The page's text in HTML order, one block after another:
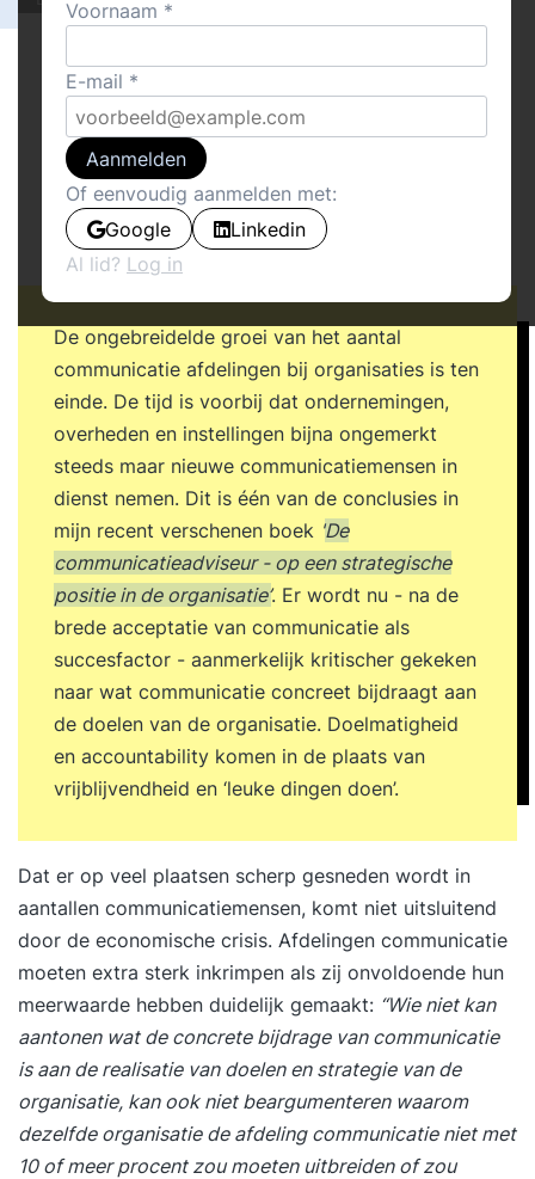
De ongebreidelde groei van het aantal
communicatie afdelingen bij organisaties is ten
einde. De tijd is voorbij dat ondernemingen,
overheden en instellingen bijna ongemerkt
steeds maar nieuwe communicatiemensen in
dienst nemen. Dit is één van de conclusies in
mijn recent verschenen boek 'De
communicatieadviseur - op een strategische
positie in de organisatie’. Er wordt nu - na de
brede acceptatie van communicatie als
succesfactor - aanmerkelijk kritischer gekeken
naar wat communicatie concreet bijdraagt aan
de doelen van de organisatie. Doelmatigheid
en accountability komen in de plaats van
vrijblijvendheid en ‘leuke dingen doen’.
Dat er op veel plaatsen scherp gesneden wordt in
aantallen communicatiemensen, komt niet uitsluitend
door de economische crisis. Afdelingen communicatie
moeten extra sterk inkrimpen als zij onvoldoende hun
meerwaarde hebben duidelijk gemaakt: “Wie niet kan
aantonen wat de concrete bijdrage van communicatie
is aan de realisatie van doelen en strategie van de
organisatie, kan ook niet beargumenteren waarom
dezelfde organisatie de afdeling communicatie niet met
10 of meer procent zou moeten uitbreiden of zou
Voornaam
E-mail
Aanmelden
Of eenvoudig aanmelden met:
Google
Linkedin
Al lid? Log in